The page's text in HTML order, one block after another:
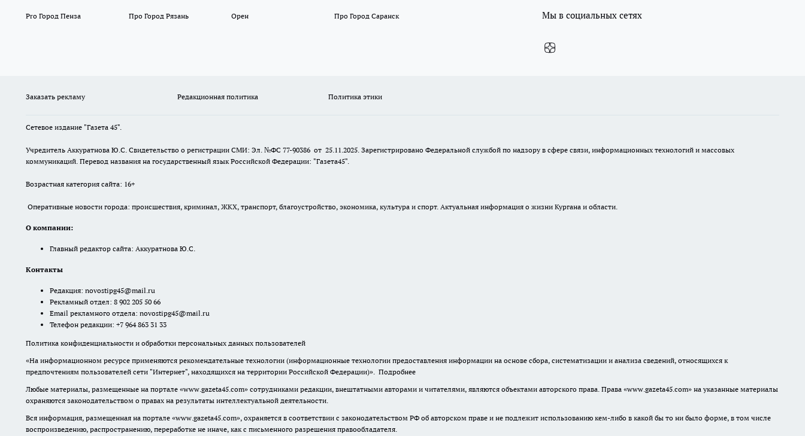
Pro Город Пенза Про Город Рязань Орен Про Город Саранск Мы в социальных сетях
Заказать рекламу Редакционная политика Политика этики
Сетевое издание "Газета 45".
Учредитель Аккуратнова Ю.С. Свидетельство о регистрации СМИ: Эл. №ФС 77-90386 от 25.11.2025. Зарегистрировано Федеральной службой по надзору в сфере связи, информационных технологий и массовых
коммуникаций. Перевод названия на государственный язык Российской Федерации: "Газета45".
Возрастная категория сайта: 16+
Оперативные новости города: происшествия, криминал, ЖКХ, транспорт, благоустройство, экономика, культура и спорт. Актуальная информация о жизни Кургана и области.
О компании:
Главный редактор сайта: Аккуратнова Ю.С.
Контакты
Редакция: novostipg45@mail.ru
Рекламный отдел: 8 902 205 50 66
Email рекламного отдела: novostipg45@mail.ru
Телефон редакции: +7 964 863 31 33
Политика конфиденциальности и обработки персональных данных пользователей
«На информационном ресурсе применяются рекомендательные технологии (информационные технологии предоставления информации на основе сбора, систематизации и анализа сведений, относящихся к
предпочтениям пользователей сети "Интернет", находящихся на территории Российской Федерации)». Подробнее
Любые материалы, размещенные на портале «www.gazeta45.com» сотрудниками редакции, внештатными авторами и читателями, являются объектами авторского права. Права «www.gazeta45.com» на указанные материалы
охраняются законодательством о правах на результаты интеллектуальной деятельности.
Вся информация, размещенная на портале «www.gazeta45.com», охраняется в соответствии с законодательством РФ об авторском праве и не подлежит использованию кем-либо в какой бы то ни было форме, в том числе
воспроизведению, распространению, переработке не иначе, как с письменного разрешения правообладателя.